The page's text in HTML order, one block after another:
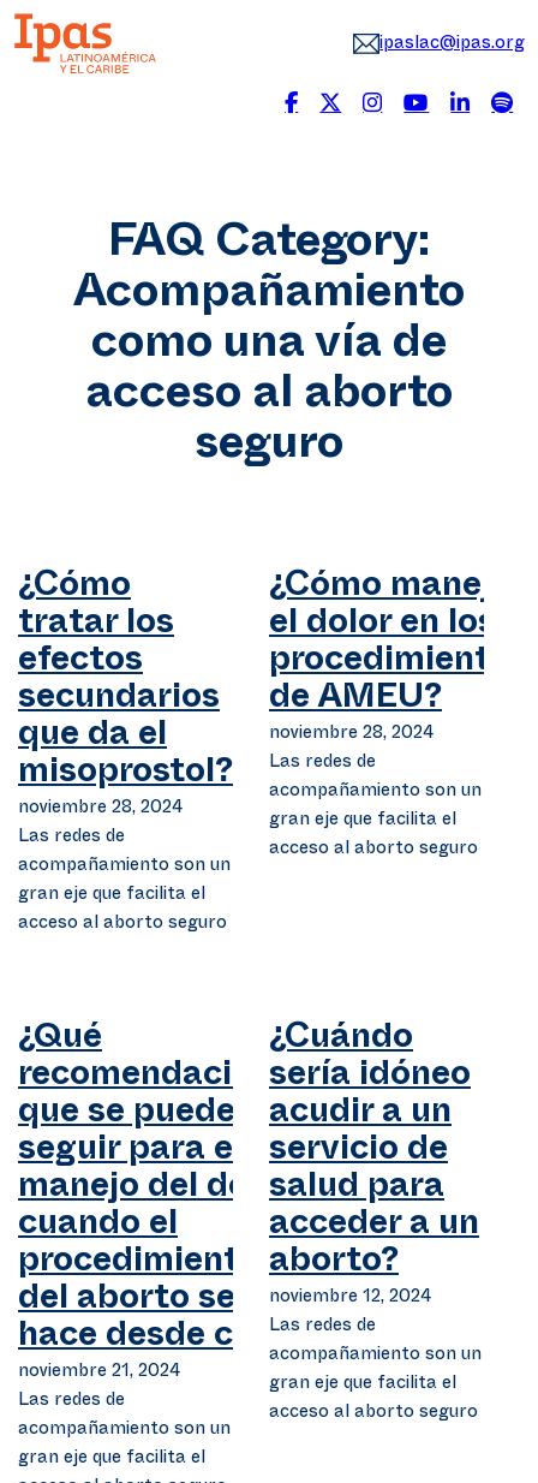
ipaslac@ipas.org
FAQ Category:
Acompañamiento
como una vía de
acceso al aborto
seguro
¿Cómo
tratar los
efectos
secundarios
que da el
misoprostol?
noviembre 28, 2024
Las redes de
acompañamiento son un
gran eje que facilita el
acceso al aborto seguro
¿Cómo manejar
el dolor en los
procedimientos
de AMEU?
noviembre 28, 2024
Las redes de
acompañamiento son un
gran eje que facilita el
acceso al aborto seguro
¿Qué
recomendaciones
que se pueden
seguir para el
manejo del dolor
cuando el
procedimiento
del aborto se
hace desde casa?
noviembre 21, 2024
Las redes de
acompañamiento son un
gran eje que facilita el
¿Cuándo
sería idóneo
acudir a un
servicio de
salud para
acceder a un
aborto?
noviembre 12, 2024
Las redes de
acompañamiento son un
gran eje que facilita el
acceso al aborto seguro